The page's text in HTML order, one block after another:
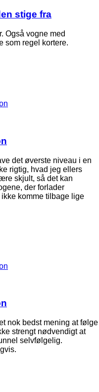
stige fra
Også vogne med
som regel kortere.
det øverste niveau i en
rigtig, hvad jeg ellers
skjult, så det kan
der forlader
komme tilbage lige
nok bedst mening at følge
strengt nødvendigt at
selvfølgelig.